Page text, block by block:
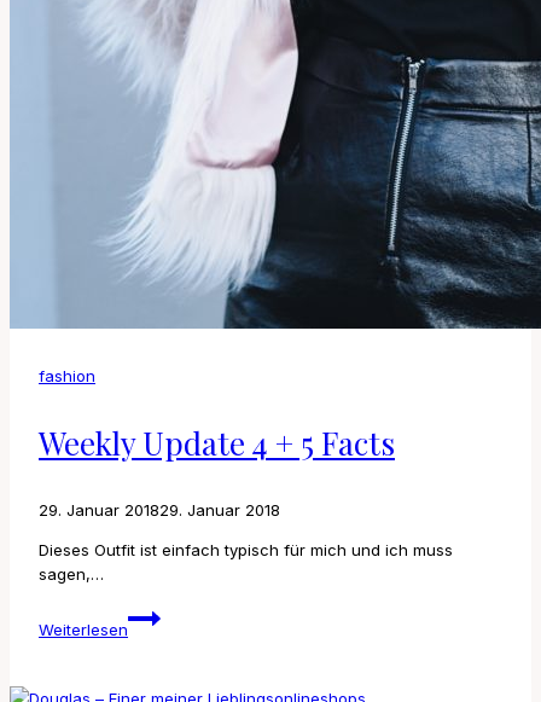
fashion
Weekly Update 4 + 5 Facts
29. Januar 201829. Januar 2018
Dieses Outfit ist einfach typisch für mich und ich muss
sagen,…
Weiterlesen
Weekly
Update